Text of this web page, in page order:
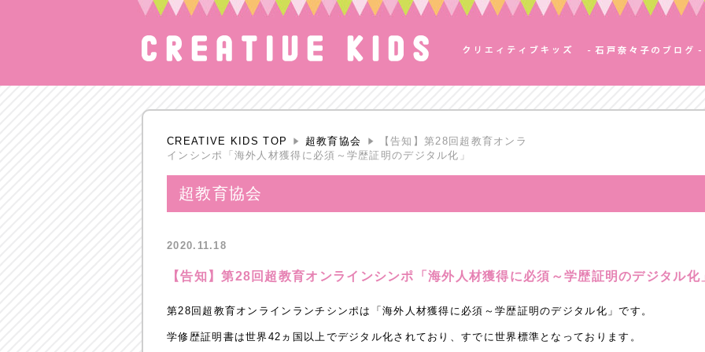
CREATIVE KIDS TOP 超教育協会
【告知】第28回超教育オンラ
インシンポ「海外人材獲得に必須～学歴証明のデジタル化」
超教育協会
2020.11.18
【告知】第28回超教育オンラインシンポ「海外人材獲得に必須～学歴証明のデジタル化
第28回超教育オンラインランチシンポは「海外人材獲得に必須～学歴証明のデジタル化」です。
学修歴証明書は世界42ヵ国以上でデジタル化されており、すでに世界標準となっております。